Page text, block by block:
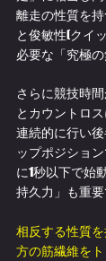
離走の性質を
と俊敏性(クイ
必要な「究極
さらに競技時
とカウントロ
連続的に行い
ップポジショ
に1秒以下で始
持久力」も重要
相反する性質
方の筋繊維を